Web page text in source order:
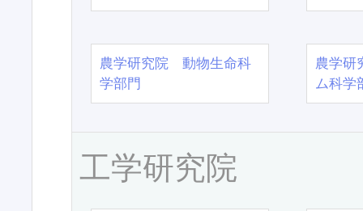
農学研究院 動物生命科
学部門
農学
ム科学
工学研究院